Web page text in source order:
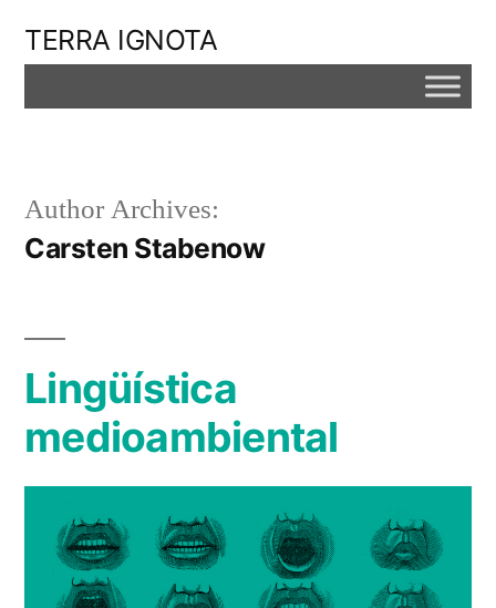
content
TERRA IGNOTA
Author Archives:
Carsten Stabenow
Lingüística
medioambiental